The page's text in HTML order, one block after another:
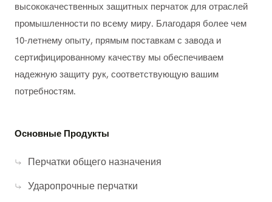
высококачественных защитных перчаток для отраслей
промышленности по всему миру. Благодаря более чем
10-летнему опыту, прямым поставкам с завода и
сертифицированному качеству мы обеспечиваем
надежную защиту рук, соответствующую вашим
потребностям.
Основные Продукты
Перчатки общего назначения
Ударопрочные перчатки